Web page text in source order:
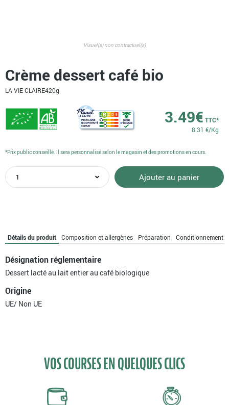
Visuel(s) non contractuel(s)
Crème dessert café bio
LA VIE CLAIRE420g
3.49€ TTC*
8.31 €/Kg
quantité
de
Ajouter au panier
*Prix public conseillé. Il sera personnalisé selon le magasin et des promotions en cours.
Détails du produit Composition et allergènes Préparation Conditionnement
Désignation réglementaire
Dessert lacté au lait entier au café biologique
Origine
UE/ Non UE
VOS COURSES EN QUELQUES CLICS